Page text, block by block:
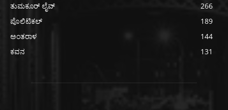
ತುಮಕೂರ್ ಲೈವ್
266
ಪೊಲಿಟಿಕಲ್
189
ಅಂತರಾಳ
144
ಕವನ
131